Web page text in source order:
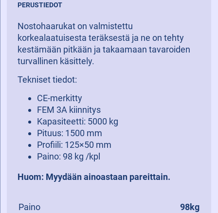
PERUSTIEDOT
Nostohaarukat on valmistettu
korkealaatuisesta teräksestä ja ne on tehty
kestämään pitkään ja takaamaan tavaroiden
turvallinen käsittely.
Tekniset tiedot:
CE-merkitty
FEM 3A kiinnitys
Kapasiteetti: 5000 kg
Pituus: 1500 mm
Profiili: 125×50 mm
Paino: 98 kg /kpl
Huom: Myydään ainoastaan pareittain.
Paino 98kg